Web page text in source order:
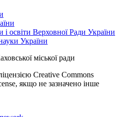
і освіти Верховної Ради України
України
міської ради
Creative Commons
якщо не зазначено інше